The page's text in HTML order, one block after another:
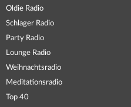
Oldie Radio
Schlager Radio
Party Radio
Lounge Radio
Weihnachtsradio
Meditationsradio
Top 40